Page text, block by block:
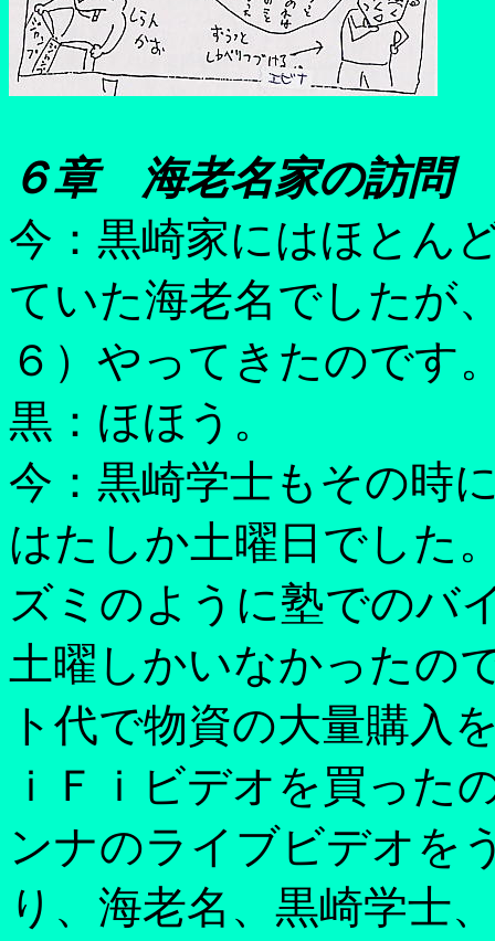
６章 海老名家の訪問
今：黒崎家にはほとん
ていた海老名でしたが
６）やってきたのです
黒：ほほう。
今：黒崎学士もその時
はたしか土曜日でした
ズミのように塾でのバ
土曜しかいなかったの
ト代で物資の大量購入
ｉＦｉビデオを買った
ンナのライブビデオを
り、海老名、黒崎学士